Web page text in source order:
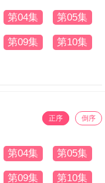
第04集 第05集
第09集 第10集
正序 倒序
第04集 第05集
第09集 第10集